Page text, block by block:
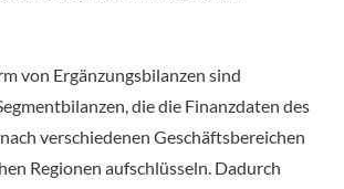
von Ergänzungsbilanzen sind
die die Finanzdaten des
verschiedenen Geschäftsbereichen
Regionen aufschlüsseln. Dadurch